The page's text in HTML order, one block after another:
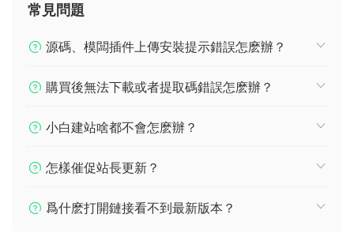
常見問題
源碼、模闆插件上傳安裝提示錯誤怎麽辦？
購買後無法下載或者提取碼錯誤怎麽辦？
小白建站啥都不會怎麽辦？
怎樣催促站長更新？
爲什麽打開鏈接看不到最新版本？